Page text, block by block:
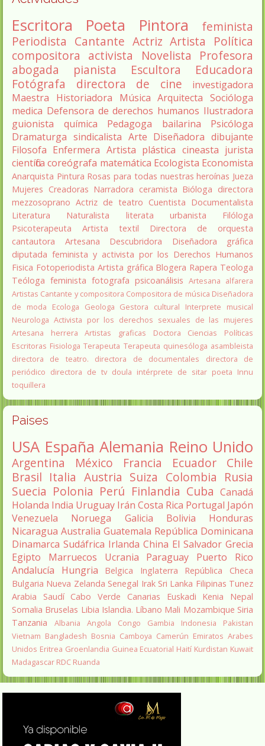
Escritora Poeta Pintora
feminista
Periodista Cantante Actriz Artista
Política
compositora activista Novelista
Profesora
abogada
pianista Escultora
Educadora
Fotógrafa
directora de cine
investigadora
Maestra
Historiadora Música Arquitecta Socióloga
medica Defensora de derechos humanos Ilustradora
guionista
química Pedagoga bailarina
Psicóloga
Dramaturga sindicalista Arte Diseñadora dibujante
Filosofa Enfermera Artista plástica cineasta jurista
científica coreógrafa matemática Ecologista Economista
Anarquista Pintura Rosas para todas nuestras heroínas Jueza
Mujeres Creadoras Narradora ceramista Bióloga directora
mezzosoprano Actriz de teatro Cuentista Documentalista
Literatura
Naturalista literata urbanista
Filóloga
Psicoterapeuta
Artista textil
Directora de orquesta
cantautora
Artesana Descubridora
Diseñadora gráfica
diputada feminista y activista por los Derechos Humanos
Fisica Fotoperiodista Artista gráfica Blogera Rapera Teologa
Teóloga feminista fotografa psicoanálisis Artesana alfarera
Artistas Cantante y compositora Compositora de música Diseñadora
de moda
Ecologa Geologa Gestora cultural
Interprete musical
Neurologa Activista por los derechos sexuales de las mujeres
Artesana herrera
Artistas graficas
Doctora Ciencias Políticas
Escritoras Fisiologa Terapeuta Terapeuta quinesóloga asambleista
directora de teatro.
directora de documentales
directora de
periódico directora de tv doula intérprete de sitar poeta Innu
toquillera
Paises
USA España Alemania Reino Unido
Argentina México Francia Ecuador
Chile
Brasil Italia Austria Suiza Colombia Rusia
Suecia Polonia Perú Finlandia Cuba Canadá
Holanda India Uruguay Irán Costa Rica Portugal Japón
Venezuela
Noruega Galicia Bolivia
Honduras
Nicaragua Australia Guatemala República Dominicana
Dinamarca Sudáfrica Irlanda China El Salvador Grecia
Egipto
Marruecos Ucrania Paraguay
Puerto Rico
Andalucía
Hungria Belgica Inglaterra
República Checa
Bulgaria Nueva Zelanda Senegal Irak Sri Lanka Filipinas Tunez
Arabia Saudí Cabo Verde Canarias Euskadi Kenia
Nepal
Somalia Bruselas Libia Islandia. Líbano Mali Mozambique Siria
Tanzania
Albania Angola Congo Gambia Indonesia
Pakistan
Vietnam Bangladesh Bosnia Camboya Camerún Emiratos Arabes
Unidos Eritrea Groenlandia Guinea Ecuatorial Haití Kurdistan Kuwait
Madagascar RDC Ruanda